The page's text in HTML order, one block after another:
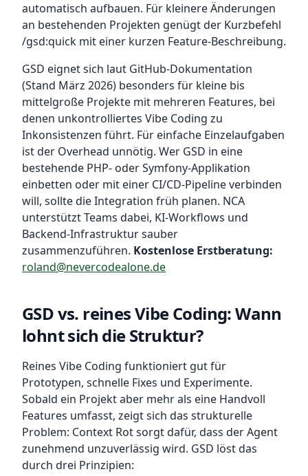
automatisch aufbauen. Für kleinere Änderungen
an bestehenden Projekten genügt der Kurzbefehl
/gsd:quick mit einer kurzen Feature-Beschreibung.
GSD eignet sich laut GitHub-Dokumentation
(Stand März 2026) besonders für kleine bis
mittelgroße Projekte mit mehreren Features, bei
denen unkontrolliertes Vibe Coding zu
Inkonsistenzen führt. Für einfache Einzelaufgaben
ist der Overhead unnötig. Wer GSD in eine
bestehende PHP- oder Symfony-Applikation
einbetten oder mit einer CI/CD-Pipeline verbinden
will, sollte die Integration früh planen. NCA
unterstützt Teams dabei, KI-Workflows und
Backend-Infrastruktur sauber
zusammenzuführen. Kostenlose Erstberatung:
roland@nevercodealone.de
GSD vs. reines Vibe Coding: Wann
lohnt sich die Struktur?
Reines Vibe Coding funktioniert gut für
Prototypen, schnelle Fixes und Experimente.
Sobald ein Projekt aber mehr als eine Handvoll
Features umfasst, zeigt sich das strukturelle
Problem: Context Rot sorgt dafür, dass der Agent
zunehmend unzuverlässig wird. GSD löst das
durch drei Prinzipien: